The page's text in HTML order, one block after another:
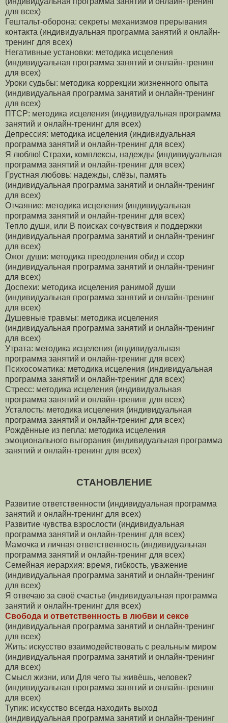
для всех)
Гештальт-оборона: секреты механизмов прерывания
контакта (индивидуальная программа занятий и онлайн-
тренинг для всех)
Негативные установки: методика исцеления
(индивидуальная программа занятий и онлайн-тренинг
для всех)
Уроки судьбы: методика коррекции жизненного опыта
(индивидуальная программа занятий и онлайн-тренинг
для всех)
ПТСР: методика исцеления (индивидуальная программа
занятий и онлайн-тренинг для всех)
Депрессия: методика исцеления (индивидуальная
программа занятий и онлайн-тренинг для всех)
Я люблю! Страхи, комплексы, надежды (индивидуальная
программа занятий и онлайн-тренинг для всех)
Грустная любовь: надежды, слёзы, память
(индивидуальная программа занятий и онлайн-тренинг
для всех)
Отчаяние: методика исцеления (индивидуальная
программа занятий и онлайн-тренинг для всех)
Тепло души, или В поисках сочувствия и поддержки
(индивидуальная программа занятий и онлайн-тренинг
для всех)
Ожог души: методика преодоления обид и ссор
(индивидуальная программа занятий и онлайн-тренинг
для всех)
Доспехи: методика исцеления ранимой души
(индивидуальная программа занятий и онлайн-тренинг
для всех)
Душевные травмы: методика исцеления
(индивидуальная программа занятий и онлайн-тренинг
для всех)
Утрата: методика исцеления (индивидуальная
программа занятий и онлайн-тренинг для всех)
Психосоматика: методика исцеления (индивидуальная
программа занятий и онлайн-тренинг для всех)
Стресс: методика исцеления (индивидуальная
программа занятий и онлайн-тренинг для всех)
Усталость: методика исцеления (индивидуальная
программа занятий и онлайн-тренинг для всех)
Рождённые из пепла: методика исцеления
эмоционального выгорания (индивидуальная программа
занятий и онлайн-тренинг для всех)
СТАНОВЛЕНИЕ
Развитие ответственности (индивидуальная программа
занятий и онлайн-тренинг для всех)
Развитие чувства взрослости (индивидуальная
программа занятий и онлайн-тренинг для всех)
Мамочка и личная ответственность (индивидуальная
программа занятий и онлайн-тренинг для всех)
Семейная иерархия: время, гибкость, уважение
(индивидуальная программа занятий и онлайн-тренинг
для всех)
Я отвечаю за своё счастье (индивидуальная программа
занятий и онлайн-тренинг для всех)
Свобода и ответственность в любви и сексе
(индивидуальная программа занятий и онлайн-тренинг
для всех)
Жить: искусство взаимодействовать с реальным миром
(индивидуальная программа занятий и онлайн-тренинг
для всех)
Смысл жизни, или Для чего ты живёшь, человек?
(индивидуальная программа занятий и онлайн-тренинг
для всех)
Тупик: искусство всегда находить выход
(индивидуальная программа занятий и онлайн-тренинг